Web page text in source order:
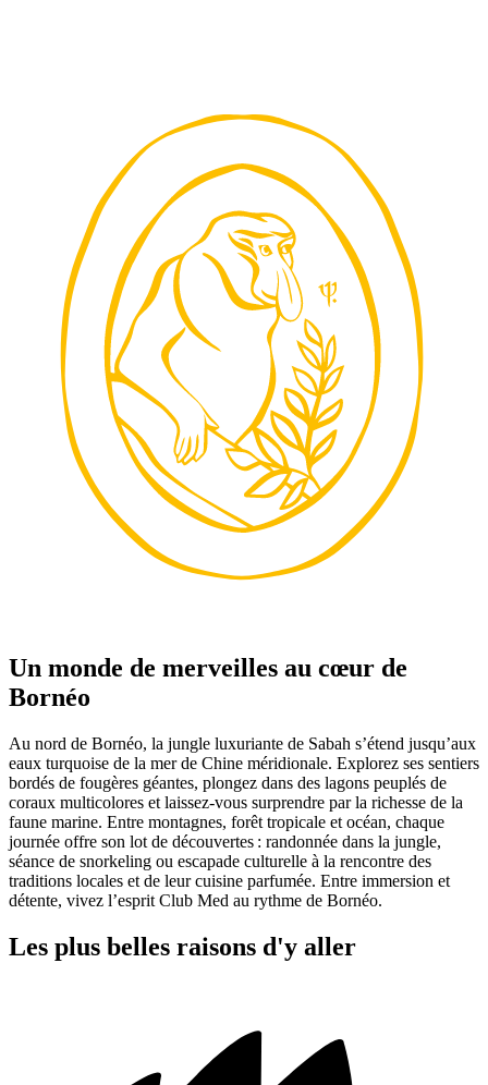
Un monde de merveilles au cœur de
Bornéo
Au nord de Bornéo, la jungle luxuriante de Sabah s’étend jusqu’aux
eaux turquoise de la mer de Chine méridionale. Explorez ses sentiers
bordés de fougères géantes, plongez dans des lagons peuplés de
coraux multicolores et laissez-vous surprendre par la richesse de la
faune marine. Entre montagnes, forêt tropicale et océan, chaque
journée offre son lot de découvertes : randonnée dans la jungle,
séance de snorkeling ou escapade culturelle à la rencontre des
traditions locales et de leur cuisine parfumée. Entre immersion et
détente, vivez l’esprit Club Med au rythme de Bornéo.
Les plus belles raisons d'y aller